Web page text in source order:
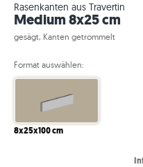
Rasenkanten aus Travertin
Medium 8x25 cm
gesägt, Kanten getrommelt
Format auswählen:
8x25x100 cm